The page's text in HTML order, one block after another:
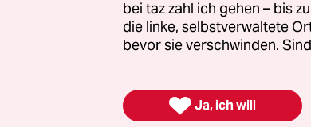
Neoliberalismus!“, warnten kluge Leute,
hatte, was das wohl heißen mochte,
Just in jenem Jahr begann die
des Arno Dübel.
bei taz zahl ich gehen – bis
die linke, selbstverwaltete
bevor sie verschwinden.
 Ja, ich will